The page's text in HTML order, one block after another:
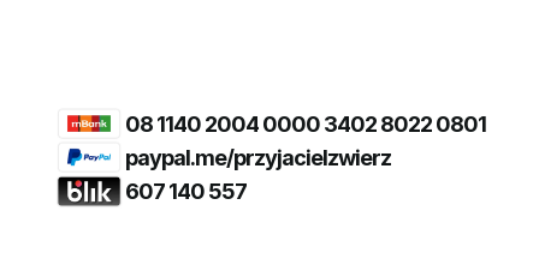
08 1140 2004 0000 3402 8022 0801
paypal.me/przyjacielzwierz
607 140 557